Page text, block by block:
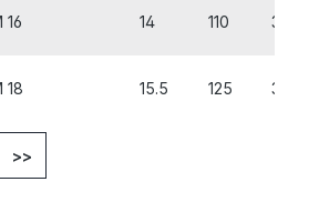
16 14 110 32
18 15.5 125 32
>>